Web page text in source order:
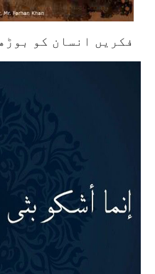
فکریں انسان کو